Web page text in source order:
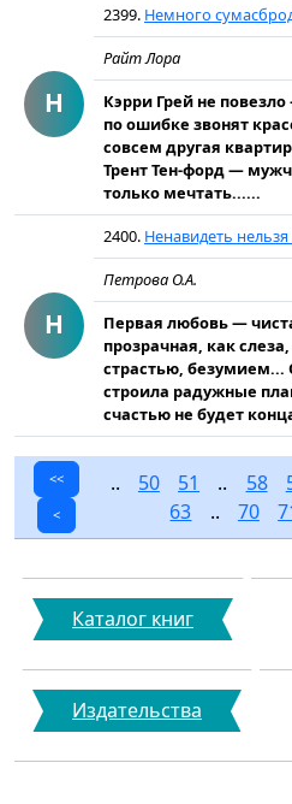
Н
2399. Немного
Райт Лора
Кэрри Грей не
по ошибке звонят
совсем другая
Трент Тен-форд —
только мечтать......
Н
2400. Ненавидеть
Петрова О.А.
Первая любовь —
прозрачная, как
страстью, безумием...
строила радужные
счастью не будет
<<
<
.. 50 51 .. 58
63 .. 70
Каталог книг
Издательства